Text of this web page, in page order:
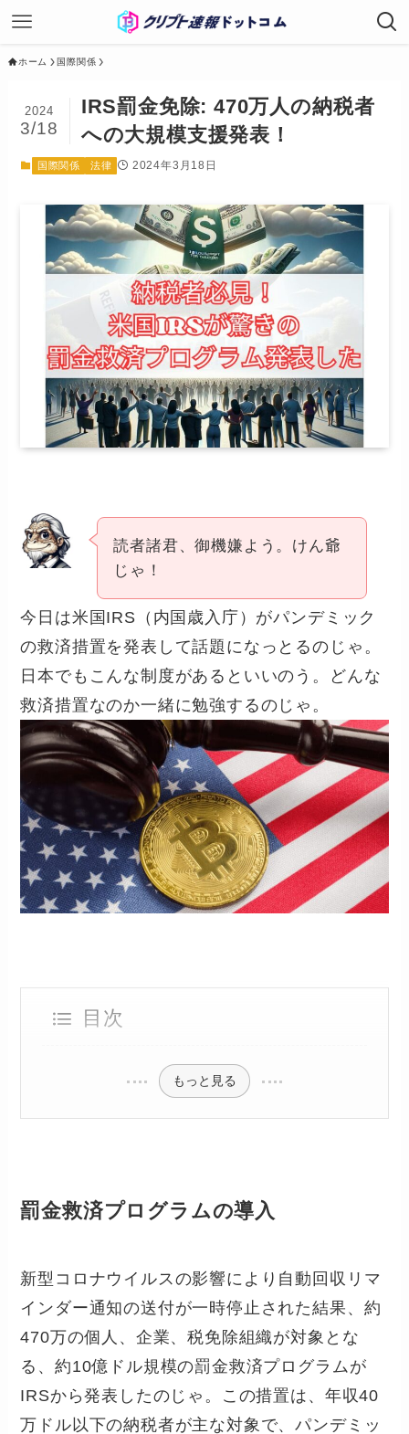
ホーム 国際関係
IRS罰金免除: 470万人の納税者
への大規模支援発表！
2024
3/18
国際関係 法律 2024年3月18日
読者諸君、御機嫌よう。けん爺
じゃ！
今日は米国IRS（内国歳入庁）がパンデミック
の救済措置を発表して話題になっとるのじゃ。
日本でもこんな制度があるといいのう。どんな
救済措置なのか一緒に勉強するのじゃ。
目次
もっと見る
罰金救済プログラムの導入
新型コロナウイルスの影響により自動回収リマ
インダー通知の送付が一時停止された結果、約
470万の個人、企業、税免除組織が対象とな
る、約10億ドル規模の罰金救済プログラムが
IRSから発表したのじゃ。この措置は、年収40
万ドル以下の納税者が主な対象で、パンデミッ